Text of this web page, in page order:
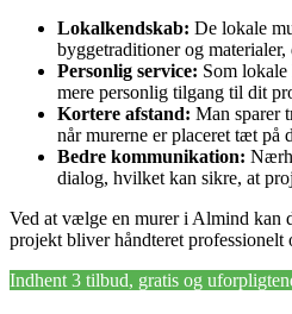
Lokalkendskab: De lokale
byggetraditioner og
Personlig service: Som
mere personlig tilgang til dit
Kortere afstand: Man sparer
når murerne er placeret tæt på
Bedre kommunikation:
dialog, hvilket kan sikre, at
Ved at vælge en murer i Almind kan
projekt bliver håndteret professionelt
Indhent 3 tilbud, gratis og